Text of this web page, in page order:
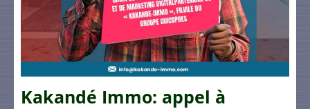
Kakandé Immo: appel à